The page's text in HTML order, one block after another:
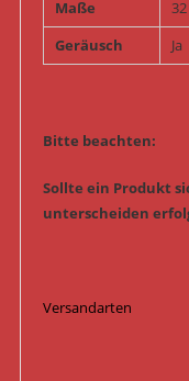
Maße
Geräusch
Ja
Bitte beachten:
Sollte ein Produkt
unterscheiden
Versandarten